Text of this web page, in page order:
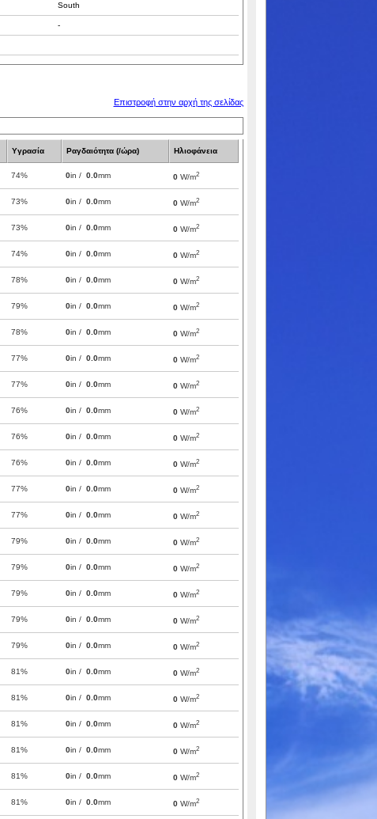
South
-
Επιστροφή στην αρχή της σελίδας
Υγρασία Ραγδαιότητα (/ώρα) Ηλιοφάνεια
74% 0in / 0.0mm 0W/m2
73% 0in / 0.0mm 0W/m2
73% 0in / 0.0mm 0W/m2
74% 0in / 0.0mm 0W/m2
78% 0in / 0.0mm 0W/m2
79% 0in / 0.0mm 0W/m2
78% 0in / 0.0mm 0W/m2
77% 0in / 0.0mm 0W/m2
77% 0in / 0.0mm 0W/m2
76% 0in / 0.0mm 0W/m2
76% 0in / 0.0mm 0W/m2
76% 0in / 0.0mm 0W/m2
77% 0in / 0.0mm 0W/m2
77% 0in / 0.0mm 0W/m2
79% 0in / 0.0mm 0W/m2
79% 0in / 0.0mm 0W/m2
79% 0in / 0.0mm 0W/m2
79% 0in / 0.0mm 0W/m2
79% 0in / 0.0mm 0W/m2
81% 0in / 0.0mm 0W/m2
81% 0in / 0.0mm 0W/m2
81% 0in / 0.0mm 0W/m2
81% 0in / 0.0mm 0W/m2
81% 0in / 0.0mm 0W/m2
81% 0in / 0.0mm 0W/m2